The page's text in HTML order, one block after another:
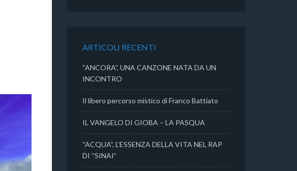
i
ARTICOLI RECENTI
“ANCORA”, UNA CANZONE NATA DA UN
INCONTRO
Il libero percorso mistico di Franco Battiato
IL VANGELO DI GIOBA – LA PASQUA
“ACQUA”, L’ESSENZA DELLA VITA NEL RAP
DI “SINAI”